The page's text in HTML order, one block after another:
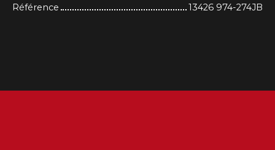
Référence
13426 974-274JB